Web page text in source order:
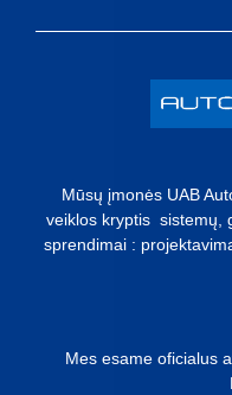
Mūsų įmonės UAB
veiklos kryptis sistemų,
sprendimai :
Mes esame oficialus